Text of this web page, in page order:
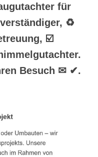
für
♻
☑️
Besuch ✉ ✔.